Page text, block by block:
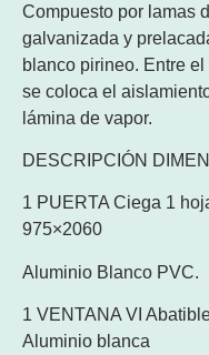
Compuesto por lamas
galvanizada y
blanco pirineo. Entre
se coloca el
lámina de vapor.
DESCRIPCIÓN
1 PUERTA Ciega 1
975×2060
Aluminio Blanco PVC.
1 VENTANA VI
Aluminio blanca